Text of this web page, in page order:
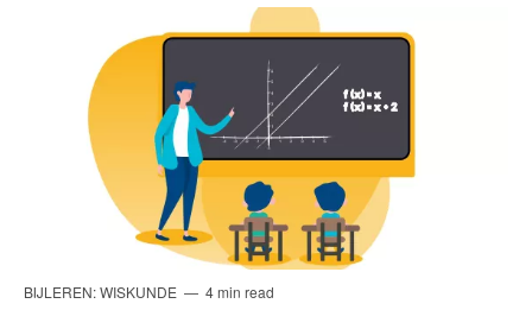
BIJLEREN: WISKUNDE 4 min read